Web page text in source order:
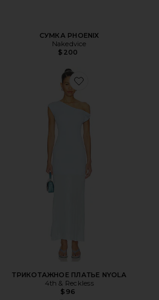
СУМКА PHOENIX
Nakedvice
$200
Favorite ТРИКОТАЖНОЕ
ТРИКОТАЖНОЕ ПЛАТЬЕ NYOLA
4th & Reckless
$96